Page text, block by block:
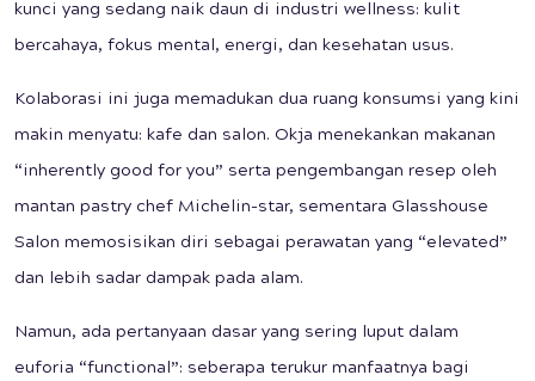
kunci yang sedang naik daun di industri wellness: kulit
bercahaya, fokus mental, energi, dan kesehatan usus.
Kolaborasi ini juga memadukan dua ruang konsumsi yang kini
makin menyatu: kafe dan salon. Okja menekankan makanan
“inherently good for you” serta pengembangan resep oleh
mantan pastry chef Michelin-star, sementara Glasshouse
Salon memosisikan diri sebagai perawatan yang “elevated”
dan lebih sadar dampak pada alam.
Namun, ada pertanyaan dasar yang sering luput dalam
euforia “functional”: seberapa terukur manfaatnya bagi